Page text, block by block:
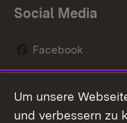
Social Media
Facebook
Social Wall
Um unsere
und verbessern zu